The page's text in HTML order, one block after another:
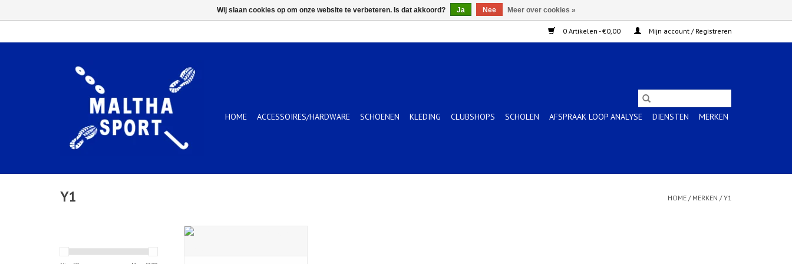
0 Artikelen - €0,00 Mijn account / Registreren
HOME ACCESSOIRES/HARDWARE SCHOENEN KLEDING CLUBSHOPS SCHOLEN AFSPRAAK LOOP ANALYSE DIENSTEN MERKEN
Y1 HOME / MERKEN /Y1
Wij slaan cookies op om onze website te verbeteren. Is dat akkoord? Ja Nee Meer over cookies »